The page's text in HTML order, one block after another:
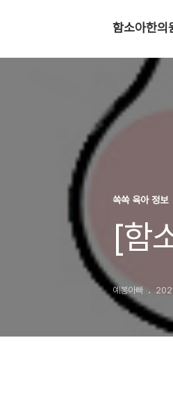
함소아한의
쏙쏙 육아 정보
[함
예봉아빠